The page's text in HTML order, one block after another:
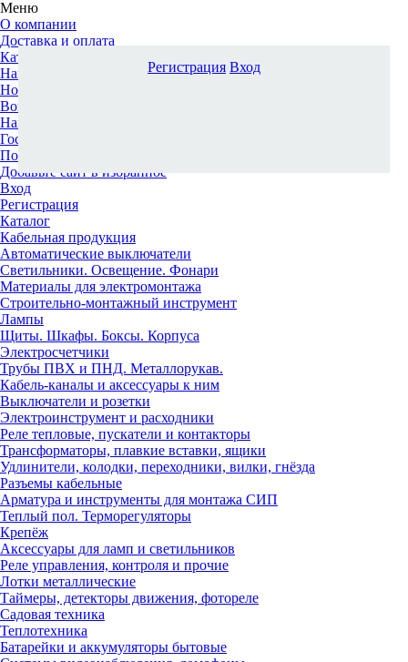
Меню
О компании
Доставка и оплата
Каталог
Наши офисы
Новости и новинки
Вопрос-ответ
Наша команда
Гос. заказчикам
Поставщикам
Добавьте сайт в избранное
Вход
Регистрация
Каталог
Кабельная продукция
Автоматические выключатели
Светильники. Освещение. Фонари
Материалы для электромонтажа
Строительно-монтажный инструмент
Лампы
Щиты. Шкафы. Боксы. Корпуса
Электросчетчики
Трубы ПВХ и ПНД. Металлорукав.
Кабель-каналы и аксессуары к ним
Выключатели и розетки
Электроинструмент и расходники
Реле тепловые, пускатели и контакторы
Трансформаторы, плавкие вставки, ящики
Удлинители, колодки, переходники, вилки, гнёзда
Разъемы кабельные
Арматура и инструменты для монтажа СИП
Теплый пол. Терморегуляторы
Крепёж
Аксессуары для ламп и светильников
Реле управления, контроля и прочие
Лотки металлические
Таймеры, детекторы движения, фотореле
Садовая техника
Теплотехника
Батарейки и аккумуляторы бытовые
Регистрация Вход